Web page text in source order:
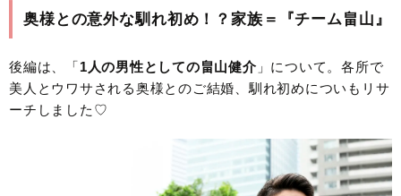
奥様との意外な馴れ初め！？家族＝『チーム畠山』
後編は、「1人の男性としての畠山健介」について。各所で
美人とウワサされる奥様とのご結婚、馴れ初めについもリサ
ーチしました♡